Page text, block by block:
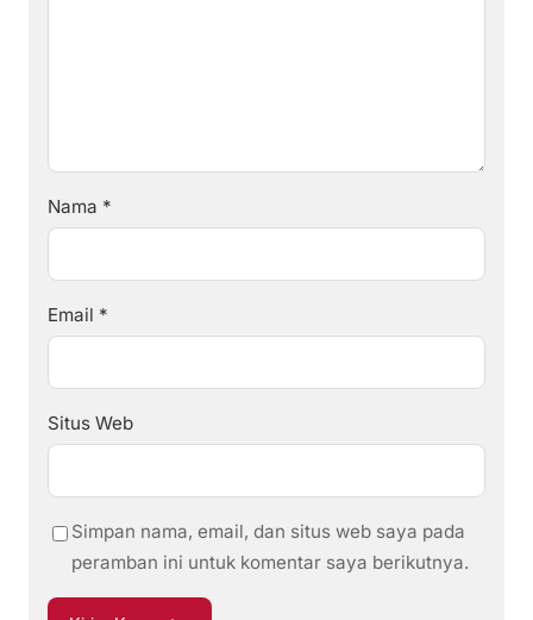
Nama *
Email *
Situs Web
Simpan nama, email, dan situs web saya pada
peramban ini untuk komentar saya berikutnya.